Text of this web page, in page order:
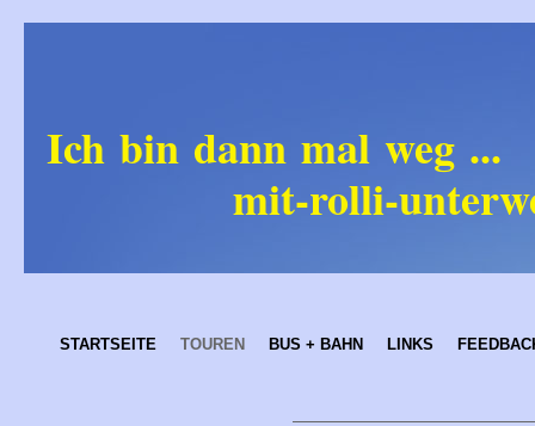
Ich bin dann mal weg ...
mit-rolli-
STARTSEITE TOUREN BUS + BAHN LINKS